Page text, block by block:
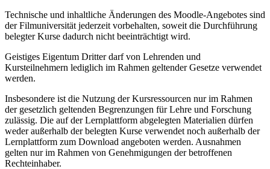
Technische und inhaltliche Änderungen des Moodle-Angebotes sind
der Filmuniversität jederzeit vorbehalten, soweit die Durchführung
belegter Kurse dadurch nicht beeinträchtigt wird.
Geistiges Eigentum Dritter darf von Lehrenden und
Kursteilnehmern lediglich im Rahmen geltender Gesetze verwendet
werden.
Insbesondere ist die Nutzung der Kursressourcen nur im Rahmen
der gesetzlich geltenden Begrenzungen für Lehre und Forschung
zulässig. Die auf der Lernplattform abgelegten Materialien dürfen
weder außerhalb der belegten Kurse verwendet noch außerhalb der
Lernplattform zum Download angeboten werden. Ausnahmen
gelten nur im Rahmen von Genehmigungen der betroffenen
Rechteinhaber.